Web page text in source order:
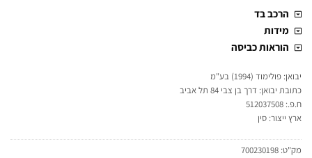
הרכב בד
מידות
הוראות כביסה
יבואן: פולימוד (1994) בע"מ
כתובת יבואן: דרך בן צבי 84 תל אביב
ח.פ.: 512037508
ארץ ייצור: סין
מק"ט: 700230198